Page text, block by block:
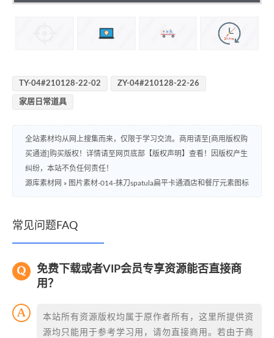
TY-04#210128-22-02 ZY-04#210128-22-26
家居日常道具
全站素材均从网上搜集而来，仅限于学习交流。商用请至[商用版权购
买通道]购买版权！详情请至网页底部【版权声明】查看！因版权产生
纠纷，本站不负任何责任！
源库素材网 » 图片素材-014-抹刀spatula扁平卡通酒店和餐厅元素图标
常见问题FAQ
免费下载或者VIP会员专享资源能否直接商
用？
本站所有资源版权均属于原作者所有，这里所提供资
源均只能用于参考学习用，请勿直接商用。若由于商